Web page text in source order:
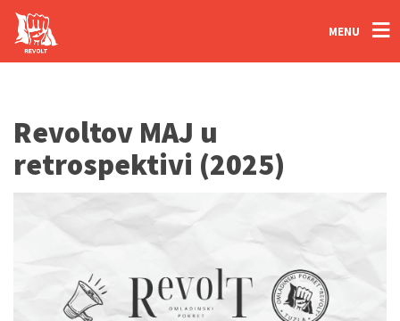
MENU
Revoltov MAJ u
retrospektivi (2025)